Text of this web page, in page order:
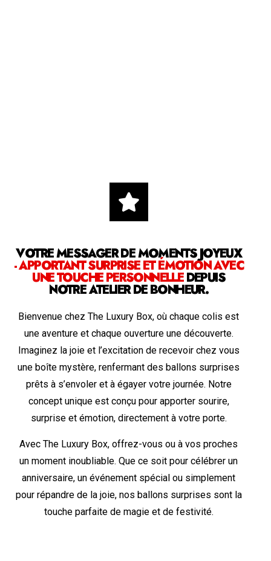
VOTRE MESSAGER DE MOMENTS JOYEUX
- APPORTANT SURPRISE ET ÉMOTION AVEC
UNE TOUCHE PERSONNELLEDEPUIS
NOTRE ATELIER DE BONHEUR.
Bienvenue chez The Luxury Box, où chaque colis est
une aventure et chaque ouverture une découverte.
Imaginez la joie et l’excitation de recevoir chez vous
une boîte mystère, renfermant des ballons surprises
prêts à s’envoler et à égayer votre journée. Notre
concept unique est conçu pour apporter sourire,
surprise et émotion, directement à votre porte.
Avec The Luxury Box, offrez-vous ou à vos proches
un moment inoubliable. Que ce soit pour célébrer un
anniversaire, un événement spécial ou simplement
pour répandre de la joie, nos ballons surprises sont la
touche parfaite de magie et de festivité.